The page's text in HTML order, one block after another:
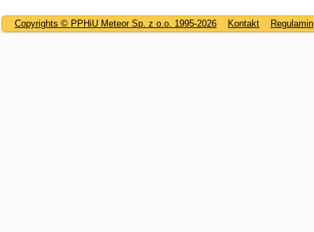
Copyrights © PPHiU Meteor Sp. z o.o. 1995-2026 Kontakt Regulamin